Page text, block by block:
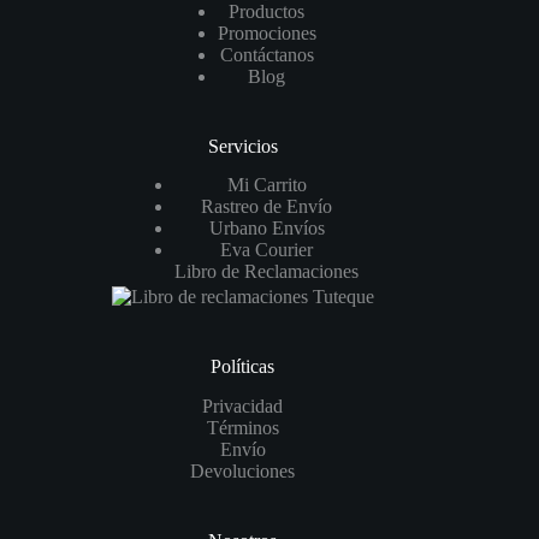
Productos
Promociones
Contáctanos
Blog
Servicios
Mi Carrito
Rastreo de Envío
Urbano Envíos
Eva Courier
Libro de Reclamaciones
Políticas
Privacidad
Términos
Envío
Devoluciones